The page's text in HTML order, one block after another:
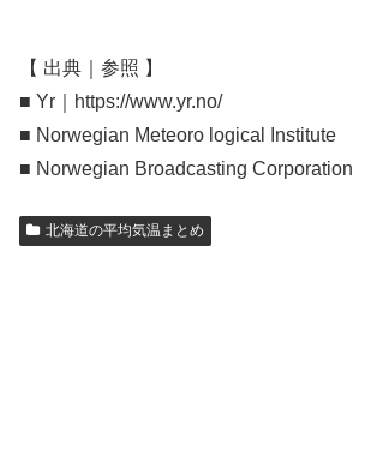
【 出典｜参照 】
■ Yr｜https://www.yr.no/
■ Norwegian Meteoro logical Institute
■ Norwegian Broadcasting Corporation
北海道の平均気温まとめ